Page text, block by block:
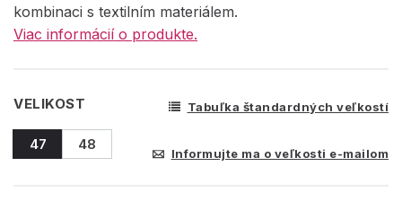
kombinaci s textilním materiálem.
Viac informácií o produkte.
VELIKOST Tabuľka štandardných veľkostí
47 48
Informujte ma o veľkosti e-mailom